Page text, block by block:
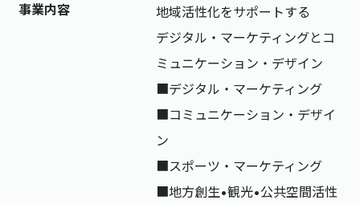
事業内容
地域活性化をサポートする
デジタル・マーケティングとコ
ミュニケーション・デザイン
■デジタル・マーケティング
■コミュニケーション・デザイ
ン
■スポーツ・マーケティング
■地方創生•観光•公共空間活性